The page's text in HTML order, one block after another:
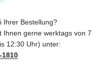
Ihrer Bestellung?
Ihnen gerne werktags von 7
12:30 Uhr) unter:
1810